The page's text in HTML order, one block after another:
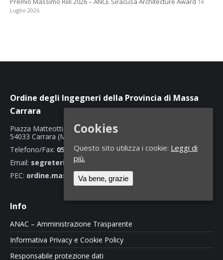
14
Luglio 2026
Ordine degli Ingegneri della Provincia di Massa
Carrara
Piazza Matteotti, 4
54033 Carrara (MS)
Telefono/Fax: 0585 70466
Email: segreteria@ordineingegnerimassacarrara.it
PEC: ordine.massacarrara@ingpec.eu
Info
ANAC – Amministrazione Trasparente
Informativa Privacy e Cookie Policy
Responsabile protezione dati
Cookies
Questo sito utilizza i cookie: Leggi di
più.
Va bene, grazie